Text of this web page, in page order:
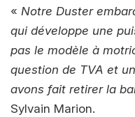
« Notre Duster
qui développe une
pas le modèle à
question de TVA et
avons fait retirer la
Sylvain Marion.